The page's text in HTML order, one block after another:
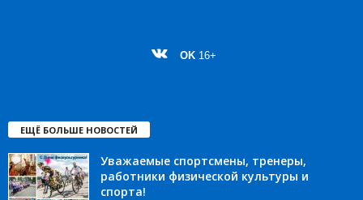
OK 16+
ЕЩЁ БОЛЬШЕ НОВОСТЕЙ
Уважаемые спортсмены, тренеры,
работники физической культуры и
спорта!